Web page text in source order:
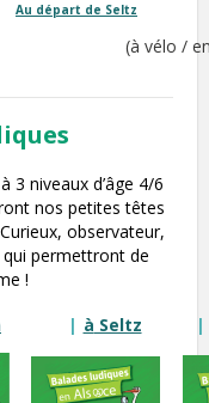
Au départ de Seltz
(à vélo /
3 niveaux d’âge 4/6
nos petites têtes
Curieux, observateur,
permettront de
!
à Seltz